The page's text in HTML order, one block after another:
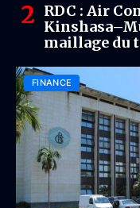
RDC : Air
maillage du
FINANCE